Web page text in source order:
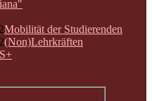
Mobilität der Studierenden
(Non)Lehrkräften